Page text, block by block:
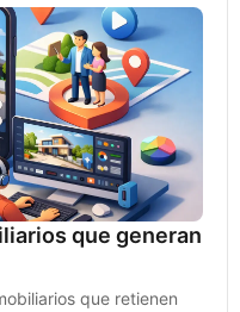
que generan
que retienen